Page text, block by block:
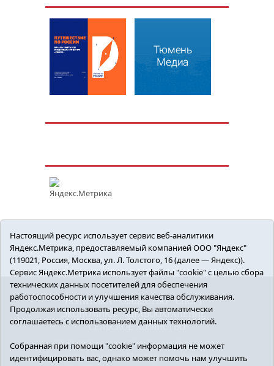
ПОЛИТИКА ОБЩЕСТВО
СПОРТ
ЭКОНОМИКА
ЗДРАВООХРАНЕНИЕ
СЕЛЬСКОЕ ХОЗЯЙСТВО
12+ © 2018 Armizon72.ру. Главный редактор:
Мелешко Владимир Михайлович. Учредитель:
Настоящий ресурс использует сервис веб-аналитики
Яндекс.Метрика, предоставляемый компанией ООО "Яндекс"
(119021, Россия, Москва, ул. Л. Толстого, 16 (далее — Яндекс)).
Сервис Яндекс.Метрика использует файлы "cookie" с целью сбора
технических данных посетителей для обеспечения
работоспособности и улучшения качества обслуживания.
Продолжая использовать ресурс, Вы автоматически
соглашаетесь с использованием данных технологий.
Собранная при помощи "cookie" информация не может
идентифицировать вас, однако может помочь нам улучшить